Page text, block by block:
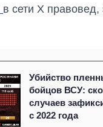
в сети Х правовед,
Убийство
бойцов ВСУ:
случаев
с 2022 года